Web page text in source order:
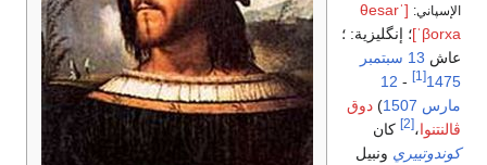
الإسپاني:
[ˈθesar
ˈβorxa] ؛ إنگليزية: ؛
عاش 13 سبتمبر
1475
[1]
-
12
مارس 1507
) دوق
ڤالنتنوا،[2]
كان
كوندوتييري ونبيل